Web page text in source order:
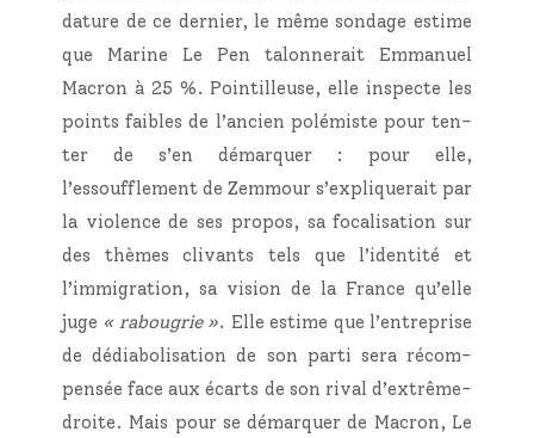
da­ture de ce der­nier, le même son­dage estime
que Marine Le Pen talon­ne­rait Emma­nuel
Macron à 25 %. Poin­tilleuse, elle ins­pecte les
points faibles de l’ancien polé­miste pour ten­
ter de s’en démar­quer : pour elle,
l’essoufflement de Zem­mour s’expliquerait par
la vio­lence de ses pro­pos, sa foca­li­sa­tion sur
des thèmes cli­vants tels que l’identité et
l’immigration, sa vision de la France qu’elle
juge « rabou­grie ». Elle estime que l’entreprise
de dédia­bo­li­sa­tion de son par­ti sera récom­
pen­sée face aux écarts de son rival d’extrême-
droite. Mais pour se démar­quer de Macron, Le